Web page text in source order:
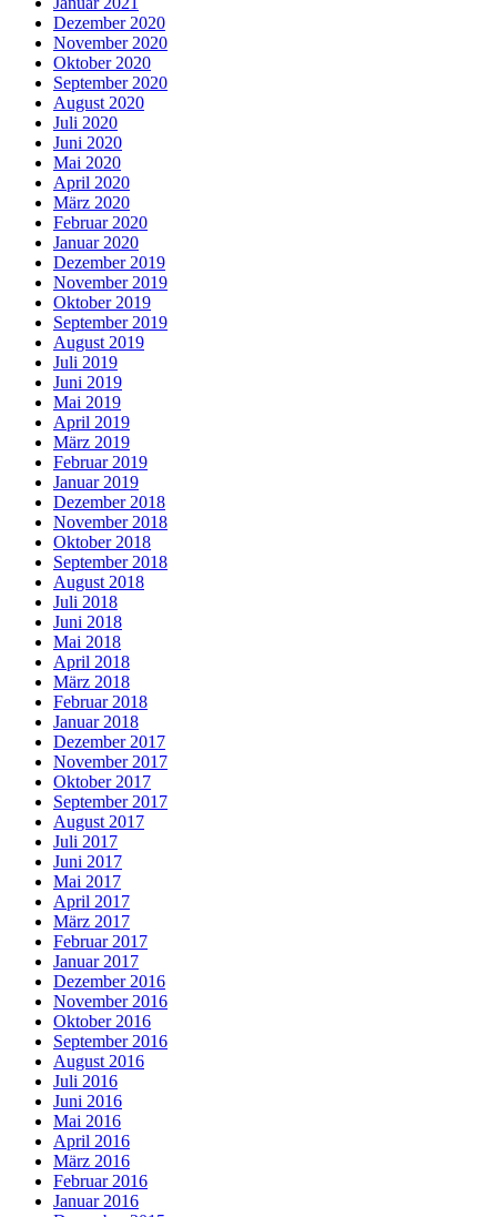
Dezember 2020
November 2020
Oktober 2020
September 2020
August 2020
Juli 2020
Juni 2020
Mai 2020
April 2020
März 2020
Februar 2020
Januar 2020
Dezember 2019
November 2019
Oktober 2019
September 2019
August 2019
Juli 2019
Juni 2019
Mai 2019
April 2019
März 2019
Februar 2019
Januar 2019
Dezember 2018
November 2018
Oktober 2018
September 2018
August 2018
Juli 2018
Juni 2018
Mai 2018
April 2018
März 2018
Februar 2018
Januar 2018
Dezember 2017
November 2017
Oktober 2017
September 2017
August 2017
Juli 2017
Juni 2017
Mai 2017
April 2017
März 2017
Februar 2017
Januar 2017
Dezember 2016
November 2016
Oktober 2016
September 2016
August 2016
Juli 2016
Juni 2016
Mai 2016
April 2016
März 2016
Februar 2016
Januar 2016